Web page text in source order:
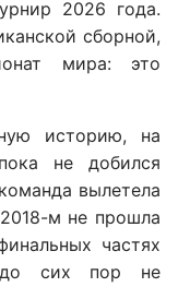
2026 года.
сборной,
мира: это
историю, на
не добился
вылетела
м не прошла
частях
до сих пор не